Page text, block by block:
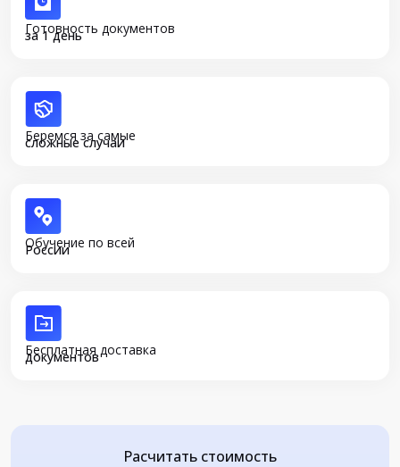
Готовность документов
за 1 день
Беремся за самые
сложные случаи
Обучение по всей
России
Бесплатная доставка
документов
Расчитать стоимость